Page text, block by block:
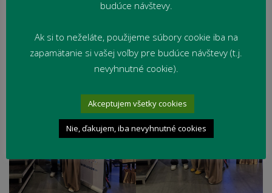
budúce návštevy.
Ak si to neželáte, použijeme súbory cookie iba na
zapamätanie si vašej voľby pre budúce návštevy (t.j.
nevyhnutné cookie).
Akceptujem všetky cookies
Nie, ďakujem, iba nevyhnutné cookies